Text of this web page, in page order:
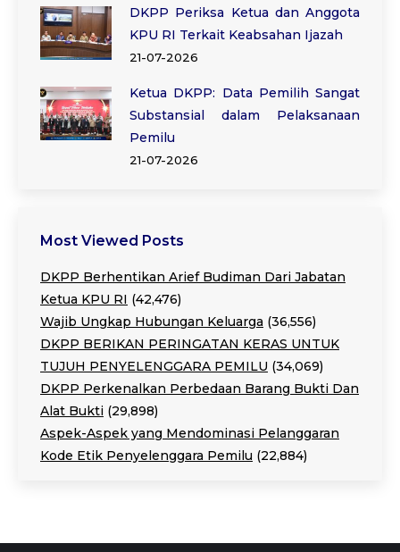
DKPP Periksa Ketua dan Anggota
KPU RI Terkait Keabsahan Ijazah
21-07-2026
Ketua DKPP: Data Pemilih Sangat
Substansial dalam Pelaksanaan
Pemilu
21-07-2026
Most Viewed Posts
DKPP Berhentikan Arief Budiman Dari Jabatan
Ketua KPU RI (42,476)
Wajib Ungkap Hubungan Keluarga (36,556)
DKPP BERIKAN PERINGATAN KERAS UNTUK
TUJUH PENYELENGGARA PEMILU (34,069)
DKPP Perkenalkan Perbedaan Barang Bukti Dan
Alat Bukti (29,898)
Aspek-Aspek yang Mendominasi Pelanggaran
Kode Etik Penyelenggara Pemilu (22,884)